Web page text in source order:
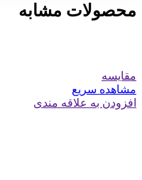
محصولات مشابه
مقایسه
مشاهده سریع
افزودن به علاقه مندی